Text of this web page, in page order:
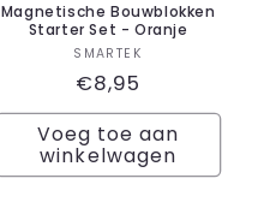
Magnetische Bouwblokken
Starter Set - Oranje
Verkoper:
SMARTEK
Normale
prijs
€8,95
Voeg toe aan
winkelwagen